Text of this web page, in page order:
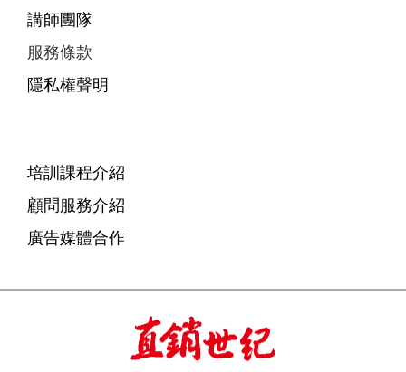
講師團隊
服務條款
隱私權聲明
培訓課程介紹
顧問服務介紹
廣告媒體合作